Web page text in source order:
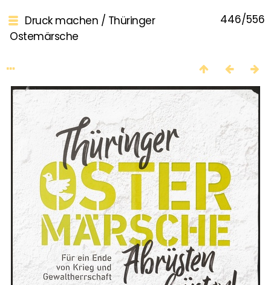
446/556
Druck machen / Thüringer
Ostemärsche